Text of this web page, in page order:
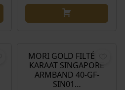
MORI GOLD FILTÉ 14
KARAAT SINGAPORE
ARMBAND 40-GF-
SIN01…